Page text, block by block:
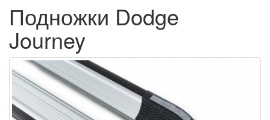
Подножки Dodge
Journey